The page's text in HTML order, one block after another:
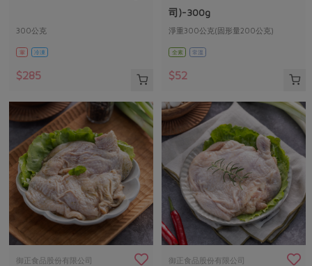
300公克
葷 冷凍
$285
司)-300g
淨重300公克(固形量200公克)
全素 常溫
$52
御正食品股份有限公司 御正食品股份有限公司